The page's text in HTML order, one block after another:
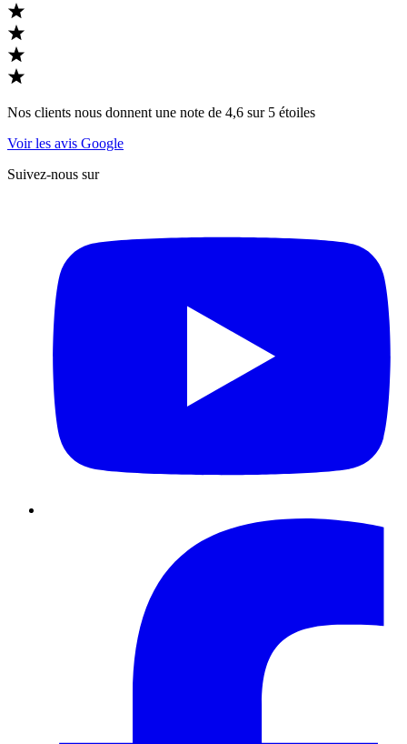
Nos clients nous donnent une note de 4,6 sur 5 étoiles
Voir les avis Google
Suivez-nous sur